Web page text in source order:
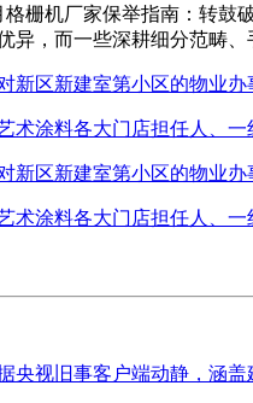
格栅机厂家保举指南：转
异，而一些深耕细分范畴
新区新建室第小区的物业办
术涂料各大门店担任人、一
新区新建室第小区的物业办
术涂料各大门店担任人、一
央视旧事客户端动静，涵